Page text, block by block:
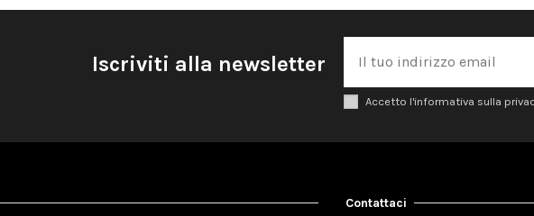
Iscriviti alla newsletter
Accetto l'informativa sulla
Contattaci